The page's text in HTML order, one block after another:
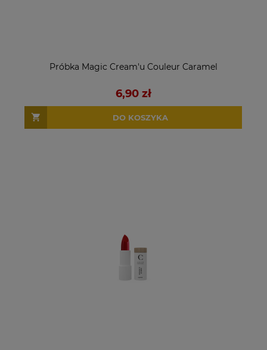
Próbka Magic Cream'u Couleur Caramel
6,90 zł
DO KOSZYKA